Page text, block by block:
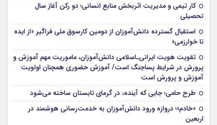
کار تیمی و مدیریت اثربخش منابع انسانی؛ دو رکن آغاز سال
تحصیلی
استقبال گسترده دانش‌آموزان از دومین کارسوق ملی فراگیر «از ایده
تا خوارزمی»
تقویت هویت ایرانی‌ـ‌اسلامی دانش‌آموزان، ماموریت مهم آموزش و
پرورش در شرایط پساجنگ است/ آموزش حضوری همچنان اولویت
آموزش و پرورش است
طرح حامی؛ جایی که آینده، در گرمای تابستان ساخته می‌شود
«خادم»؛ دروازه ورود دانش‌آموزان به خدمت‌رسانی هوشمند در
اربعین